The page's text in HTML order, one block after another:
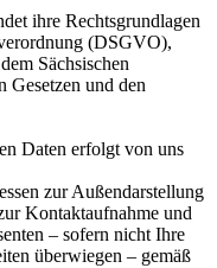
ihre Rechtsgrundlagen
(DSGVO),
Sächsischen
Gesetzen und den
Daten erfolgt von uns
zur Außendarstellung
Kontaktaufnahme und
– sofern nicht Ihre
überwiegen – gemäß